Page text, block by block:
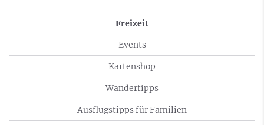
Freizeit
Events
Kartenshop
Wandertipps
Ausflugstipps für Familien